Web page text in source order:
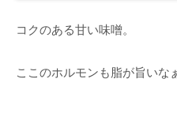
コクのある甘い味噌。
ここのホルモンも脂が旨いな